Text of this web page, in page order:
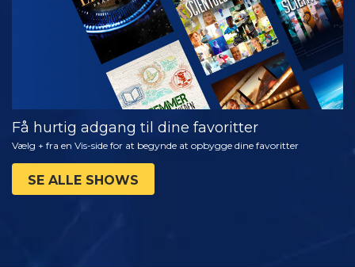
Få hurtig adgang til dine favoritter
Vælg + fra en Vis-side for at begynde at opbygge dine favoritter
SE ALLE SHOWS